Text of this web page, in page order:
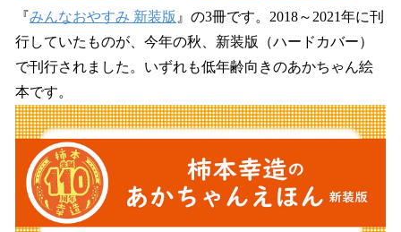
『みんなおやすみ 新装版 』の3冊です。2018～2021年に刊
行していたものが、今年の秋、新装版（ハードカバー）
で刊行されました。いずれも低年齢向きのあかちゃん絵
本です。